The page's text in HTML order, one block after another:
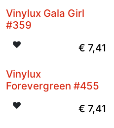
Vinylux Gala Girl
#359
€ 7,41
Vinylux
Forevergreen #455
€ 7,41